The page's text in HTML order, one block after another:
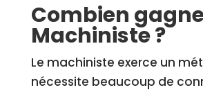
Combien
Machiniste ?
Le machiniste exerce un
nécessite beaucoup de